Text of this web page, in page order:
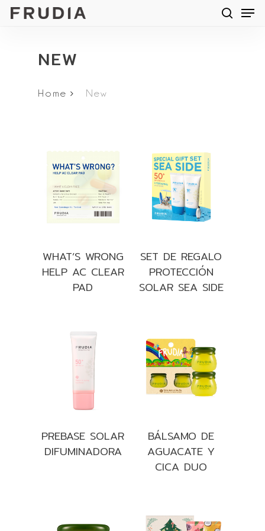
Skip
contentNEW
Home New
WHAT’S WRONG
HELP AC CLEAR
PAD
SET DE REGALO
PROTECCIÓN
SOLAR SEA SIDE
PREBASE SOLAR
DIFUMINADORA
BÁLSAMO DE
AGUACATE Y
CICA DUO